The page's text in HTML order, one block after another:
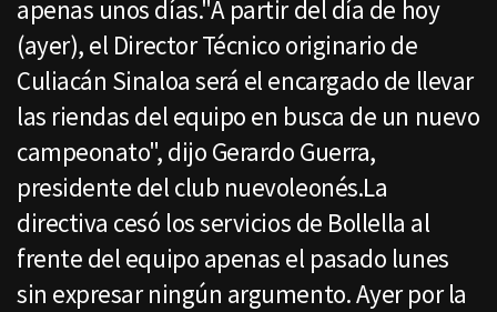
apenas unos días."A partir del día de hoy
(ayer), el Director Técnico originario de
Culiacán Sinaloa será el encargado de llevar
las riendas del equipo en busca de un nuevo
campeonato", dijo Gerardo Guerra,
presidente del club nuevoleonés.La
directiva cesó los servicios de Bollella al
frente del equipo apenas el pasado lunes
sin expresar ningún argumento. Ayer por la